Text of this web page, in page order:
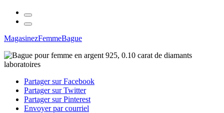
MagasinezFemmeBague
Partager sur Facebook
Partager sur Twitter
Partager sur Pinterest
Envoyer par courriel